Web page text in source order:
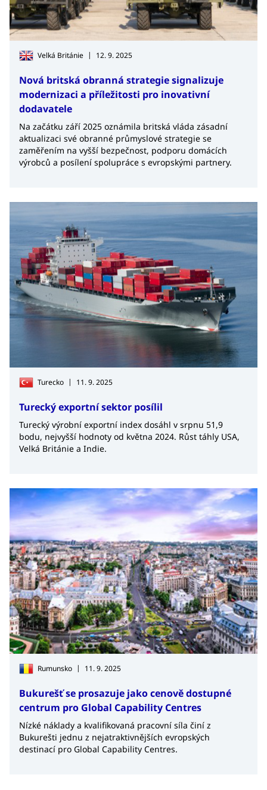
Velká Británie | 12. 9. 2025
Nová britská obranná strategie signalizuje
modernizaci a příležitosti pro inovativní
dodavatele
Na začátku září 2025 oznámila britská vláda zásadní
aktualizaci své obranné průmyslové strategie se
zaměřením na vyšší bezpečnost, podporu domácích
výrobců a posílení spolupráce s evropskými partnery.
Turecko | 11. 9. 2025
Turecký exportní sektor posílil
Turecký výrobní exportní index dosáhl v srpnu 51,9
bodu, nejvyšší hodnoty od května 2024. Růst táhly USA,
Velká Británie a Indie.
Rumunsko | 11. 9. 2025
Bukurešť se prosazuje jako cenově dostupné
centrum pro Global Capability Centres
Nízké náklady a kvalifikovaná pracovní síla činí z
Bukurešti jednu z nejatraktivnějších evropských
destinací pro Global Capability Centres.